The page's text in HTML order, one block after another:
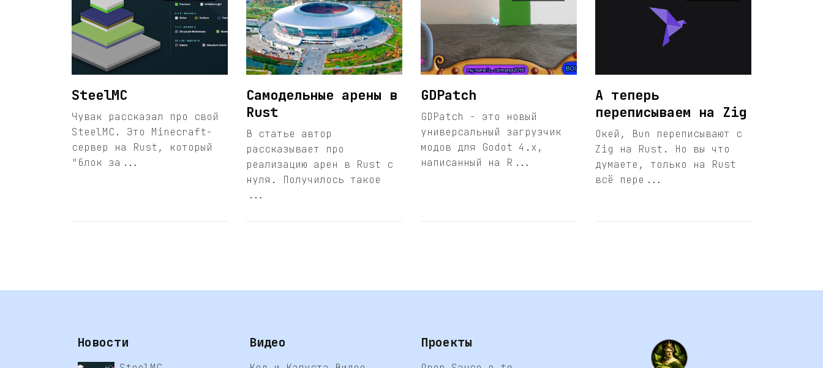
SteelMC
Чувак рассказал про свой
SteelMC. Это Minecraft-
сервер на Rust, который
"блок за...
Самодельные арены в
Rust
В статье автор
рассказывает про
реализацию арен в Rust с
нуля. Получилось такое
...
GDPatch
GDPatch - это новый
универсальный загрузчик
модов для Godot 4.x,
написанный на R...
А теперь
переписываем на Zig
Окей, Bun переписывают с
Zig на Rust. Но вы что
думаете, только на Rust
всё пере...
Новости Видео Проекты